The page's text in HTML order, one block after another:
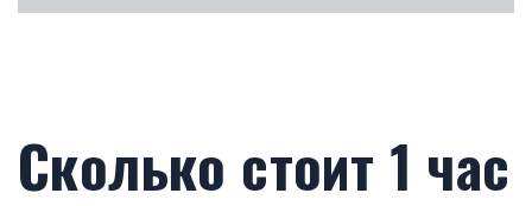
Сколько стоит 1 час